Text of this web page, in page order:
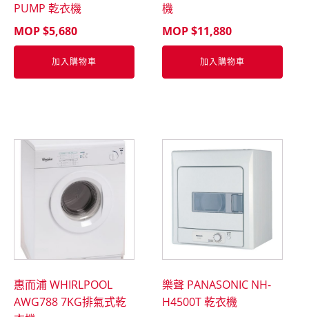
PUMP 乾衣機
MOP $5,680
加入購物車
機
MOP $11,880
加入購物車
惠而浦 WHIRLPOOL
AWG788 7KG排氣式乾
樂聲 PANASONIC NH-
H4500T 乾衣機